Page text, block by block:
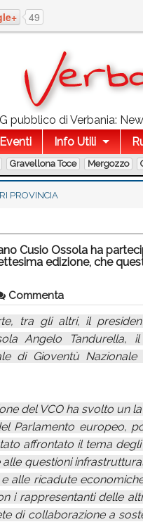
49
pubblico di Verbania:
Eventi Info Utili
Gravellona Toce Mergozzo
PROVINCIA
Cusio Ossola ha
edizione, che
Commenta
tra gli altri, il
Angelo Tandurella,
di Gioventù
del VCO ha svolto un
Parlamento europeo,
affrontato il tema
questioni
alle ricadute
i rappresentanti delle
di collaborazione a